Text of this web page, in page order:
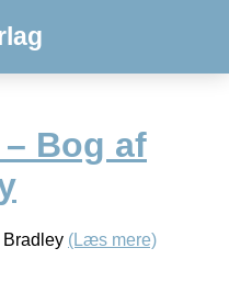
Bog af
(Læs mere)